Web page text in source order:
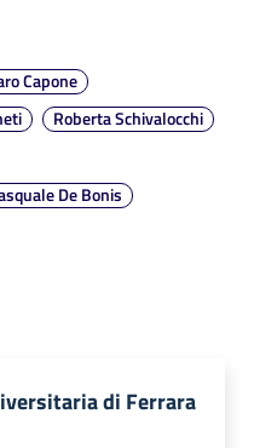
Capone
Roberta Schivalocchi
De Bonis
di Ferrara